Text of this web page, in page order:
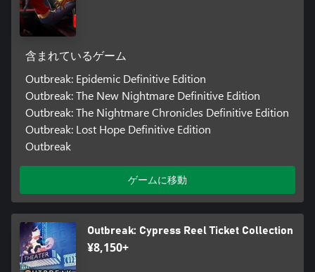
含まれているゲーム
Outbreak: Epidemic Definitive Edition
Outbreak: The New Nightmare Definitive Edition
Outbreak: The Nightmare Chronicles Definitive Edition
Outbreak: Lost Hope Definitive Edition
Outbreak
ゲームに移動
Outbreak: Cypress Reel Ticket Collection
¥8,150+